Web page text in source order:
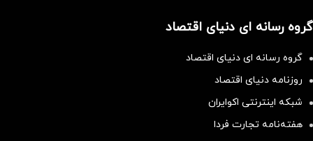
گروه رسانه ای دنیای اقتصاد
گروه رسانه ای دنیای اقتصاد
روزنامه دنیای اقتصاد
شبکه اینترنتی اکوایران
هفته‌نامه تجارت فردا